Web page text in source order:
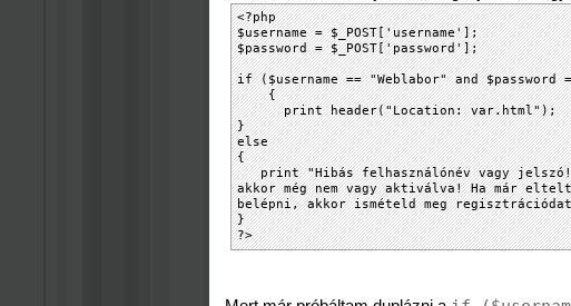
<?php
$username = $_POST['username'];
$password = $_POST['password'];
if ($username == "Weblabor" and $password
{
print header("Location: var.html");
}
else
{
print "Hibás felhasználónév vagy jelszó!
akkor még nem vagy aktiválva! Ha már
belépni, akkor ismételd meg
}
?>